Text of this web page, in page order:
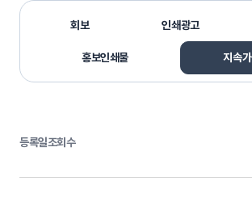
회보 인쇄광고
홍보인쇄물 지속
등록일조회수